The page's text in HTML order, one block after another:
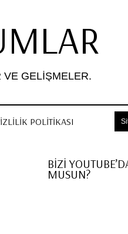
GELIŞMELER.
POLITIKASI
BİZİ
MUSUN?